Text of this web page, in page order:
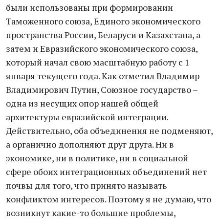
были использованы при формировании
Таможенного союза, Единого экономического
пространства России, Беларуси и Казахстана, а
затем и Евразийского экономического союза,
который начал свою масштабную работу с 1
января текущего года. Как отметил Владимир
Владимирович Путин, Союзное государство –
одна из несущих опор нашей общей
архитектуры евразийской интеграции.
Действительно, оба объединения не подменяют,
а органично дополняют друг друга. Ни в
экономике, ни в политике, ни в социальной
сфере обоих интеграционных объединений нет
почвы для того, что принято называть
конфликтом интересов. Поэтому я не думаю, что
возникнут какие-то большие проблемы,